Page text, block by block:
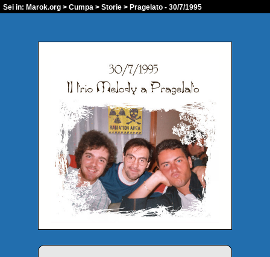
Sei in: Marok.org > Cumpa > Storie > Pragelato - 30/7/1995